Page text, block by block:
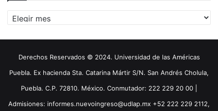
Archivos
Derechos Reservados © 2024. Universidad de las Américas
Puebla. Ex hacienda Sta. Catarina Mártir S/N. San Andrés Cholula,
Puebla. C.P. 72810. México. Conmutador: 222 229 20 00 |
Admisiones: informes.nuevoingreso@udlap.mx +52 222 229 2112,